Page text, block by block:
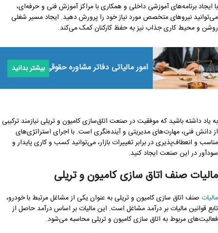
با ایجاد برنامه‌های آموزشی داخلی و همکاری با مراکز آموزش فنی و حرفه‌ای،
می‌توانید نیروهای متخصص مورد نیاز خود را پرورش دهید. ایجاد مسیر شغلی
روشن و محیط کاری جذاب نیز به حفظ کارکنان کمک می‌کند.
امور مالیاتی دفاتر مشاوره حقوقی بیشتر بدانید
به یاد داشته باشید که موفقیت در صنعت اتاق‌سازی کامیون و تریلی نیازمند ترکیبی
از دانش فنی، مهارت‌های مدیریتی و آینده‌نگری است. با اجرای استراتژی‌های
مناسب و انعطاف‌پذیری در برابر تغییرات بازار، می‌توانید کسب و کاری پایدار و
سودآور در این صنعت ایجاد کنید.
مالیات صنف اتاق سازی کامیون و تریلی
مالیات صنف اتاق سازی کامیون و تریلی به عنوان یکی از مشاغل مرتبط با خودرو،
تابع قوانین مالیات بر درآمد مشاغل است. این مالیات بر اساس درآمد حاصل از
فعالیت‌های مربوط به اتاق سازی کامیون و تریلی محاسبه می‌شود.